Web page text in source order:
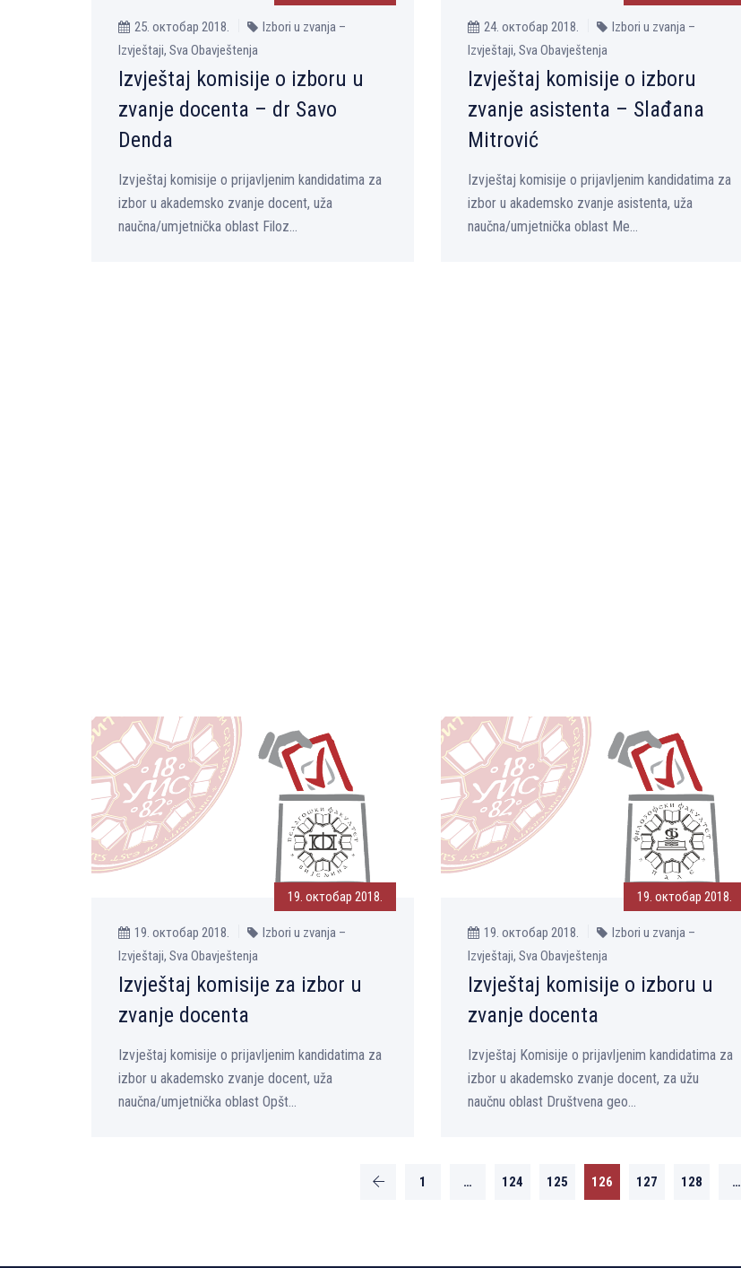
25. октобар 2018.
Izbori u zvanja –
Izvještaji, Sva Obavještenja
Izvještaj komisije o izboru u
zvanje docenta – dr Savo
Denda
Izvještaj komisije o prijavljenim kandidatima za
izbor u akademsko zvanje docent, uža
naučna/umjetnička oblast Filoz...
24. октобар 2018.
Izbori u zvanja –
Izvještaji, Sva Obavještenja
Izvještaj komisije o izboru
zvanje asistenta – Slađana
Mitrović
Izvještaj komisije o prijavljenim kandidatima za
izbor u akademsko zvanje asistenta, uža
naučna/umjetnička oblast Me...
19. октобар 2018.
19. октобар 2018.
Izbori u zvanja –
Izvještaji, Sva Obavještenja
Izvještaj komisije za izbor u
zvanje docenta
Izvještaj komisije o prijavljenim kandidatima za
izbor u akademsko zvanje docent, uža
naučna/umjetnička oblast Opšt...
19. октобар 2018.
19. октобар 2018.
Izbori u zvanja –
Izvještaji, Sva Obavještenja
Izvještaj komisije o izboru u
zvanje docenta
Izvještaj Komisije o prijavljenim kandidatima za
izbor u akademsko zvanje docent, za užu
naučnu oblast Društvena geo...
1 … 124 125 126 127 128 …